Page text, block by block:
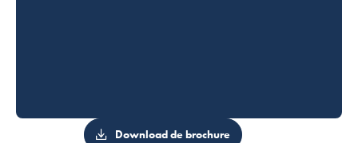
Download de brochure